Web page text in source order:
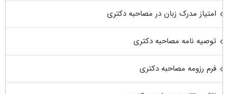
امتیاز مدرک زبان در مصاحبه دکتری
توصیه نامه مصاحبه دکتری
فرم رزومه مصاحبه دکتری